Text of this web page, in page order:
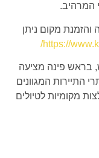
המרהיב.
מקום ניתן
https://
בראש פינה מציעה
התיירות המגוונים
מקומיות לטיולים